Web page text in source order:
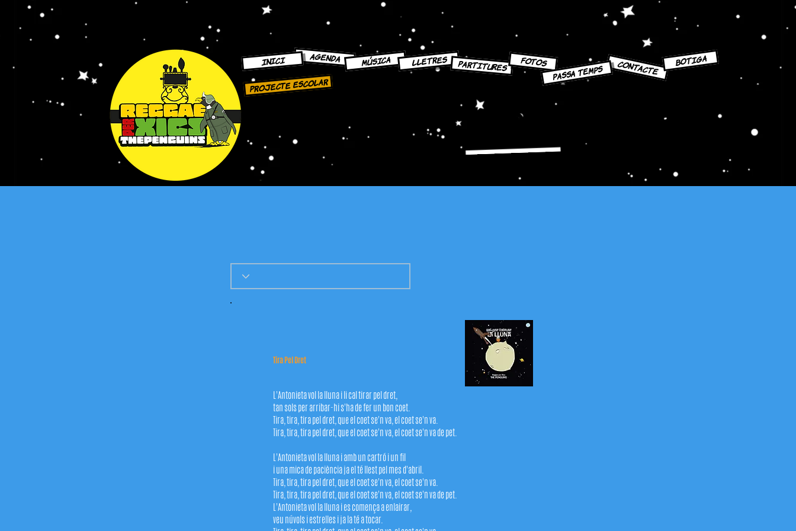
AGENDA MÚSICA LLETRES PARTITURES CONTACTE
FOTOS
PASSA TEMPS
INICI bOTIGA
Projecte escolar
Tira Pel Dret
L'Antonieta vol la lluna i li cal tirar pel dret,
tan sols per arribar-hi s'ha de fer un bon coet.
Tira, tira, tira pel dret, que el coet se'n va, el coet se'n va.
Tira, tira, tira pel dret, que el coet se'n va, el coet se'n va de pet.
L'Antonieta vol la lluna i amb un cartró i un fil
i una mica de paciència ja el té llest pel mes d'abril.
Tira, tira, tira pel dret, que el coet se'n va, el coet se'n va.
Tira, tira, tira pel dret, que el coet se'n va, el coet se'n va de pet.
L'Antonieta vol la lluna i es comença a enlairar,
veu núvols i estrelles i ja la té a tocar.